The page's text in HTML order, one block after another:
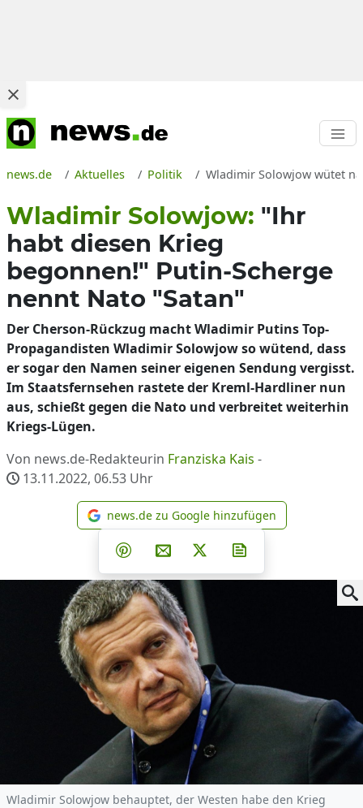
news.de Aktuelles Politik Wladimir Solowjow wütet
Wladimir Solowjow: "Ihr
habt diesen Krieg
begonnen!" Putin-Scherge
nennt Nato "Satan"
Der Cherson-Rückzug macht Wladimir Putins Top-
Propagandisten Wladimir Solowjow so wütend, dass
er sogar den Namen seiner eigenen Sendung vergisst.
Im Staatsfernsehen rastete der Kreml-Hardliner nun
aus, schießt gegen die Nato und verbreitet weiterhin
Kriegs-Lügen.
Von news.de-Redakteurin Franziska Kais -
13.11.2022, 06.53 Uhr
news.de zu Google
news.de zu Google hinzufügen
Teilen auf Facebook
Teilen auf Whatsapp
Teilen auf Telegram
Teilen auf Pinterest
Per E-Mail teilen
Post auf X
Wladimir Solowjow behauptet, der Westen habe den Krieg